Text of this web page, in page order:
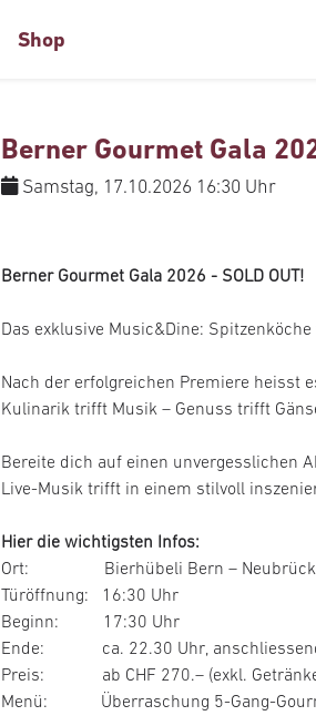
Shop
Berner Gourmet Gala
Samstag, 17.10.2026 16:30 Uhr
Berner Gourmet Gala 2026 - SOLD OUT!
Das exklusive Music&Dine:
Nach der erfolgreichen Premiere heisst
Kulinarik trifft Musik – Genuss trifft
Bereite dich auf einen unvergesslichen
Live-Musik trifft in einem stilvoll
Hier die wichtigsten Infos:
Ort: Bierhübeli Bern –
Türöffnung: 16:30 Uhr
Beginn: 17:30 Uhr
Ende: ca. 22.30 Uhr,
Preis: ab CHF 270.– (exkl.
Menü: Überraschung 5-Gang-